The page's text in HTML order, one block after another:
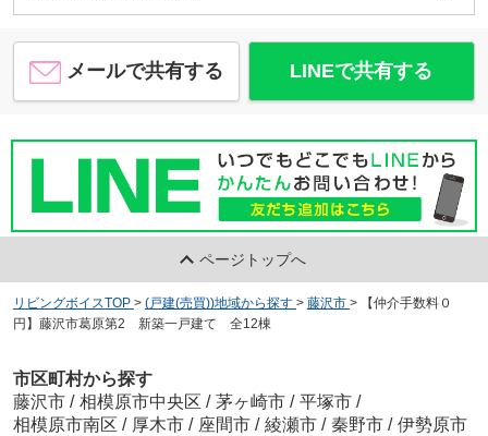
メールで共有する LINEで共有する
ページトップへ
リビングボイスTOP > (戸建(売買))地域から探す > 藤沢市 >
【仲介手数料０
円】藤沢市葛原第2 新築一戸建て 全12棟
市区町村から探す
藤沢市 / 相模原市中央区 / 茅ヶ崎市 / 平塚市 /
相模原市南区 / 厚木市 / 座間市 / 綾瀬市 / 秦野市 / 伊勢原市